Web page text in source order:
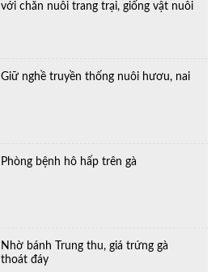
với chăn nuôi trang trại, giống vật nuôi
Giữ nghề truyền thống nuôi hươu, nai
Phòng bệnh hô hấp trên gà
Nhờ bánh Trung thu, giá trứng gà
thoát đáy